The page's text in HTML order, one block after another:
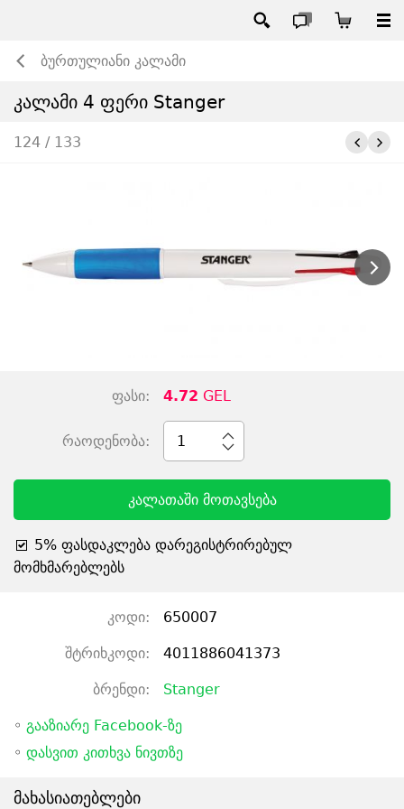
ბურთულიანი კალამი
კალამი 4 ფერი Stanger
124 / 133
ფასი: 4.72 GEL
რაოდენობა: 1
კალათაში მოთავსება
5% ფასდაკლება დარეგისტრირებულ
მომხმარებლებს
კოდი: 650007
შტრიხკოდი: 4011886041373
ბრენდი: Stanger
◦ გააზიარე Facebook-ზე
◦ დასვით კითხვა ნივთზე
მახასიათებლები